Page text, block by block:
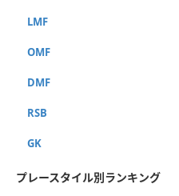
LMF
OMF
DMF
RSB
GK
プレースタイル別ランキング